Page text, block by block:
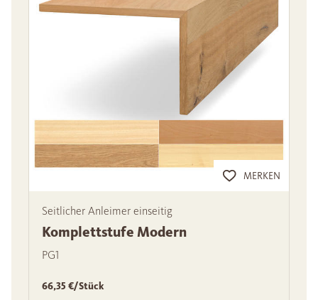
MERKEN
Seitlicher Anleimer einseitig
Komplettstufe Modern
PG1
66,35 €/Stück